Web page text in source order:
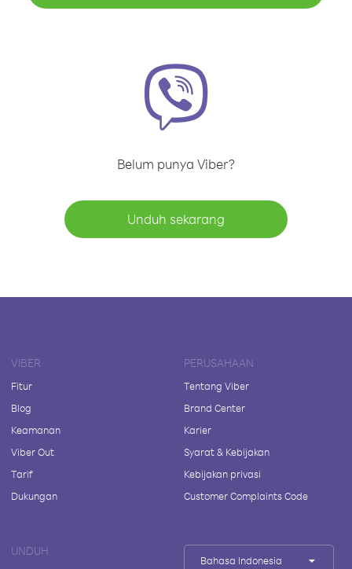
Belum punya Viber?
Unduh sekarang
VIBER
Fitur
Blog
Keamanan
Viber Out
Tarif
Dukungan
PERUSAHAAN
Tentang Viber
Brand Center
Karier
Syarat & Kebijakan
Kebijakan privasi
Customer Complaints Code
UNDUH
Bahasa Indonesia